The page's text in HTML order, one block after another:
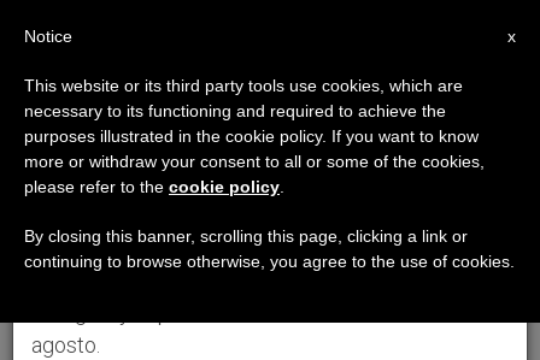
×
Aviso importante
Del 27 de julio al 7 de agosto haremos la pausa
anual, aprovechando que en el periodo de verano
se generan menos informaciones y también el
agosto.
x
Notice
This website or its third party tools use cookies, which are
necessary to its functioning and required to achieve the
purposes illustrated in the cookie policy. If you want to know
more or withdraw your consent to all or some of the cookies,
please refer to the cookie policy
By closing this banner, scrolling this page, clicking a link or
continuing to browse otherwise, you agree to the use of cookies.